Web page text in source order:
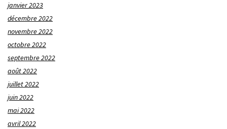
janvier 2023
décembre 2022
novembre 2022
octobre 2022
septembre 2022
août 2022
juillet 2022
juin 2022
mai 2022
avril 2022